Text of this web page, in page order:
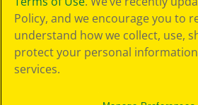
Technologies
Preferenze cookie
Condizioni d'uso
Accessibilità web
Mappa del sito
Policy, and we encourage you to
understand how we collect, use,
protect your personal
services.